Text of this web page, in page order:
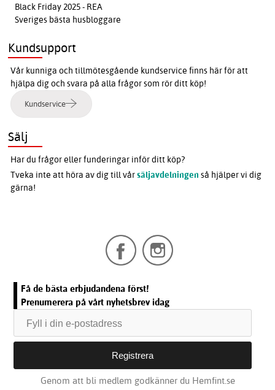
Black Friday 2025 - REA
Sveriges bästa husbloggare
Kundsupport
Vår kunniga och tillmötesgående kundservice finns här för att
hjälpa dig och svara på alla frågor som rör ditt köp!
Kundservice
Sälj
Har du frågor eller funderingar inför ditt köp?
Tveka inte att höra av dig till vårsäljavdelningen så hjälper vi dig
gärna!
Få de bästa erbjudandena först!
Prenumerera på vårt nyhetsbrev idag
Genom att bli medlem godkänner du Hemfint.se